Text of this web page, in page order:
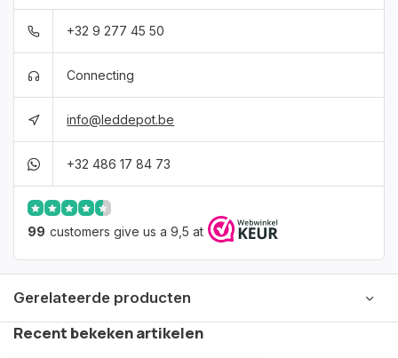
+32 9 277 45 50
Connecting
info@leddepot.be
+32 486 17 84 73
99 customers give us a 9,5 at
Gerelateerde producten
Recent bekeken artikelen